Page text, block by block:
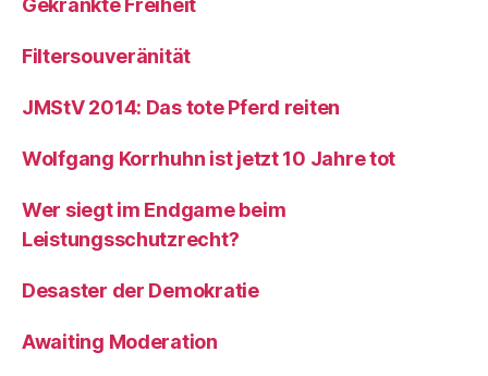
Gekränkte Freiheit
Filtersouveränität
JMStV 2014: Das tote Pferd reiten
Wolfgang Korrhuhn ist jetzt 10 Jahre tot
Wer siegt im Endgame beim
Leistungsschutzrecht?
Desaster der Demokratie
Awaiting Moderation